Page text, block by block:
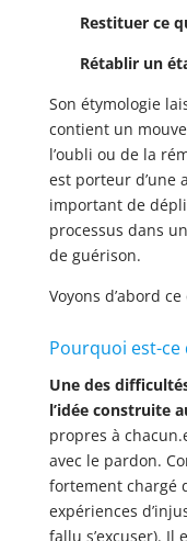
Restituer ce
Rétablir un
Son étymologie
contient un
l’oubli ou de la
est porteur d’une
important de
processus dans
de guérison.
Voyons d’abord
Pourquoi est-
Une des
l’idée construite
propres à
avec le pardon.
fortement chargé
expériences
fallu s’excuser). Il